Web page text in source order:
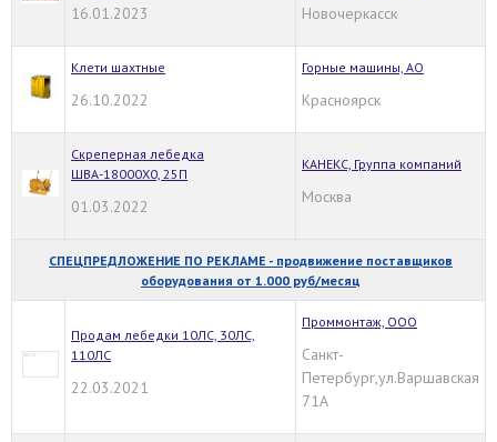
16.01.2023 Новочеркасск
Клети шахтные
26.10.2022
Горные машины, АО
Красноярск
Скреперная лебедка
ШВА-18000X0, 25П
01.03.2022
КАНЕКС, Группа компаний
Москва
СПЕЦПРЕДЛОЖЕНИЕ ПО РЕКЛАМЕ - продвижение поставщиков
оборудования от 1.000 руб/месяц
Продам лебедки 10ЛС, 30ЛС,
110ЛС
22.03.2021
Проммонтаж, ООО
Санкт-
Петербург,ул.Варшавская
71А